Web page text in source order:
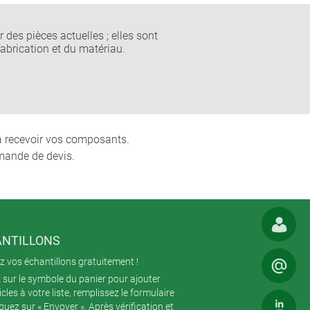
des pièces actuelles ; elles sont
et du matériau.
recevoir vos composants.
de devis.
vos échantillons gratuitement !
sur le symbole du panier pour ajouter
à votre liste, remplissez le formulaire
sur « Envoyer ». Après vérification et